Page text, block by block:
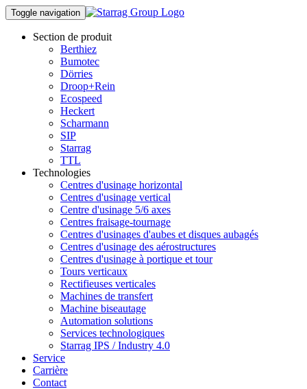
Toggle navigation
Section de produit
Berthiez
Bumotec
Dörries
Droop+Rein
Ecospeed
Heckert
Scharmann
SIP
Starrag
TTL
Technologies
Centres d'usinage horizontal
Centres d'usinage vertical
Centre d'usinage 5/6 axes
Centres fraisage-tournage
Centres d'usinages d'aubes et disques aubagés
Centres d'usinage des aérostructures
Centres d'usinage à portique et tour
Tours verticaux
Rectifieuses verticales
Machines de transfert
Machine biseautage
Automation solutions
Services technologiques
Starrag IPS / Industry 4.0
Service
Carrière
Contact